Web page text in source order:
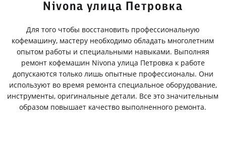
Nivona улица Петровка
Для того чтобы восстановить профессиональную
кофемашину, мастеру необходимо обладать многолетним
опытом работы и специальными навыками. Выполняя
ремонт кофемашин Nivona улица Петровка к работе
допускаются только лишь опытные профессионалы. Они
используют во время ремонта специальное оборудование,
инструменты, оригинальные детали. Все это значительным
образом повышает качество выполненного ремонта.